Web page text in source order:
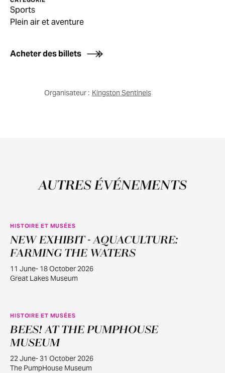
Sports
Plein air et aventure
Acheter des billets
Organisateur : Kingston Sentinels
AUTRES ÉVÉNEMENTS
JUIN
11
HISTOIRE ET MUSÉES
NEW EXHIBIT - AQUACULTURE:
FARMING THE WATERS
11 June- 18 October 2026
Great Lakes Museum
JUIN
22
HISTOIRE ET MUSÉES
BEES! AT THE PUMPHOUSE
MUSEUM
22 June- 31 October 2026
The PumpHouse Museum